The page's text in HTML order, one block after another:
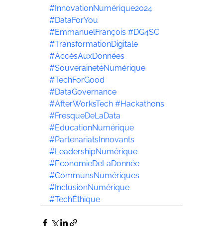
#InnovationNumérique2024
#DataForYou
#EmmanuelFrançois #DG4SC
#TransformationDigitale
#AccèsAuxDonnées
#SouverainetéNumérique
#TechForGood
#DataGovernance
#AfterWorksTech #Hackathons
#FresqueDeLaData
#EducationNumérique
#PartenariatsInnovants
#LeadershipNumérique
#EconomieDeLaDonnée
#CommunsNumériques
#InclusionNumérique
#TechÉthique